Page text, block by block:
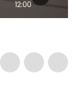
12:00